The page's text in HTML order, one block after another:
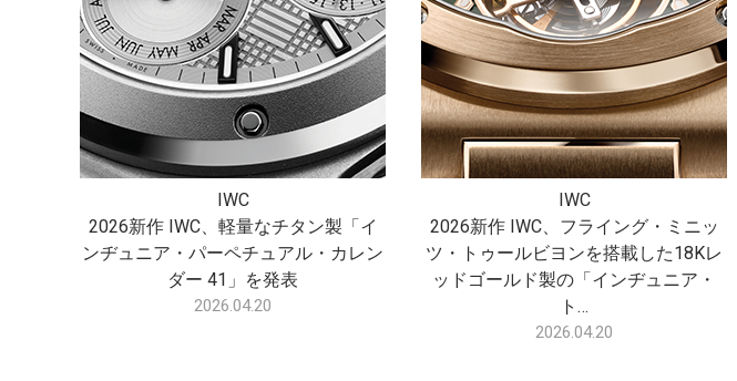
IWC
2026新作 IWC、軽量なチタン製「イ
ンヂュニア・パーペチュアル・カレン
ダー 41」を発表
2026.04.20
IWC
2026新作 IWC、フライング・ミニッ
ツ・トゥールビヨンを搭載した18Kレ
ッドゴールド製の「インヂュニア・
ト…
2026.04.20